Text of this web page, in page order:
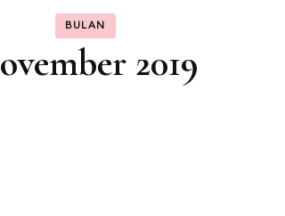
BULAN
2019